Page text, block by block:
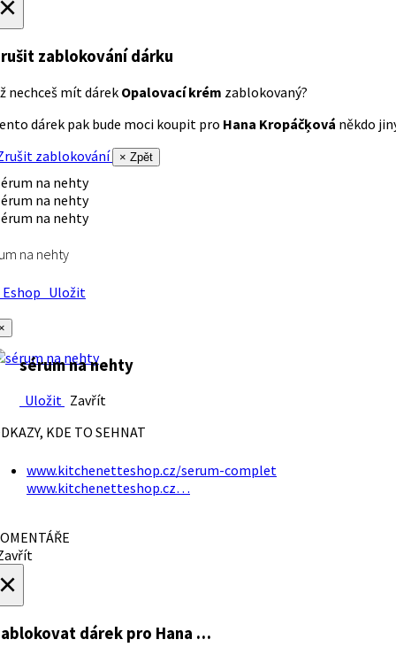
zablokování dárku
nechceš mít dárek Opalovací krém zablokovaný?
dárek pak bude moci koupit pro Hana Kropáčķová někdo
zablokování
× Zpět
na nehty
Uložit
sérum na nehty
Uložit Zavřít
KDE TO SEHNAT
www.kitchenetteshop.cz/serum-complet
www.kitchenetteshop.cz…
dárek pro Hana …